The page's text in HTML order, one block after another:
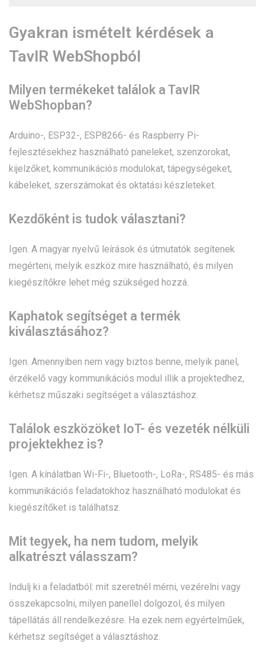
Gyakran ismételt kérdések a
TavIR WebShopból
Milyen termékeket találok a TavIR
WebShopban?
Arduino-, ESP32-, ESP8266- és Raspberry Pi-
fejlesztésekhez használható paneleket, szenzorokat,
kijelzőket, kommunikációs modulokat, tápegységeket,
kábeleket, szerszámokat és oktatási készleteket.
Kezdőként is tudok választani?
Igen. A magyar nyelvű leírások és útmutatók segítenek
megérteni, melyik eszköz mire használható, és milyen
kiegészítőkre lehet még szükséged hozzá.
Kaphatok segítséget a termék
kiválasztásához?
Igen. Amennyiben nem vagy biztos benne, melyik panel,
érzékelő vagy kommunikációs modul illik a projektedhez,
kérhetsz műszaki segítséget a választáshoz.
Találok eszközöket IoT- és vezeték nélküli
projektekhez is?
Igen. A kínálatban Wi-Fi-, Bluetooth-, LoRa-, RS485- és más
kommunikációs feladatokhoz használható modulokat és
kiegészítőket is találhatsz.
Mit tegyek, ha nem tudom, melyik
alkatrészt válasszam?
Indulj ki a feladatból: mit szeretnél mérni, vezérelni vagy
összekapcsolni, milyen panellel dolgozol, és milyen
tápellátás áll rendelkezésre. Ha ezek nem egyértelműek,
kérhetsz segítséget a választáshoz.